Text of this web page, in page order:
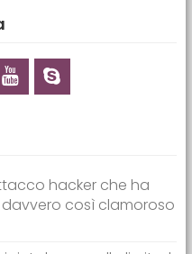
hacker che ha
così clamoroso